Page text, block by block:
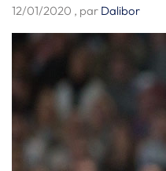
12/01/2020 , par Dalibor